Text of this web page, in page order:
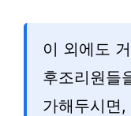
이 외에도
후조리원들
가해두시면